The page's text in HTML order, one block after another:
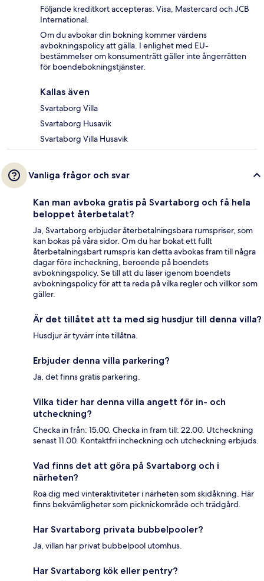
Följande kreditkort accepteras: Visa, Mastercard och JCB
International.
Om du avbokar din bokning kommer värdens
avbokningspolicy att gälla. I enlighet med EU-
bestämmelser om konsumenträtt gäller inte ångerrätten
för boendebokningstjänster.
Kallas även
Svartaborg Villa
Svartaborg Husavik
Svartaborg Villa Husavik
Vanliga frågor och svar
Kan man avboka gratis på Svartaborg och få hela
beloppet återbetalat?
Ja, Svartaborg erbjuder återbetalningsbara rumspriser, som
kan bokas på våra sidor. Om du har bokat ett fullt
återbetalningsbart rumspris kan detta avbokas fram till några
dagar före incheckning, beroende på boendets
avbokningspolicy. Se till att du läser igenom boendets
avbokningspolicy för att ta reda på vilka regler och villkor som
gäller.
Är det tillåtet att ta med sig husdjur till denna villa?
Husdjur är tyvärr inte tillåtna.
Erbjuder denna villa parkering?
Ja, det finns gratis parkering.
Vilka tider har denna villa angett för in- och
utcheckning?
Checka in från: 15.00. Checka in fram till: 22.00. Utcheckning
senast 11.00. Kontaktfri incheckning och utcheckning erbjuds.
Vad finns det att göra på Svartaborg och i
närheten?
Roa dig med vinteraktiviteter i närheten som skidåkning. Här
finns bekvämligheter som picknickområde och trädgård.
Har Svartaborg privata bubbelpooler?
Ja, villan har privat bubbelpool utomhus.
Har Svartaborg kök eller pentry?